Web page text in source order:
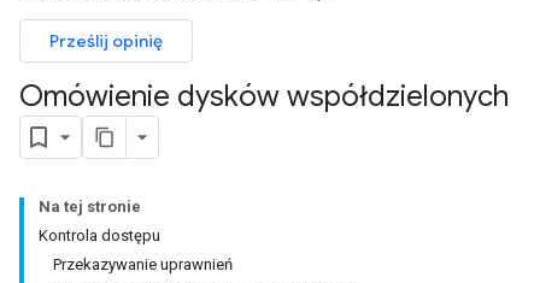
Prześlij opinię
Omówienie dysków współdzielonych
Na tej stronie
Kontrola dostępu
Przekazywanie uprawnień